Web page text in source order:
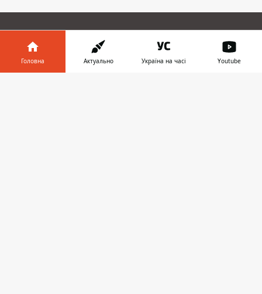
ЗАПРОПОНУВАТИ НОВИНУ
Головна Актуально Україна на часі Youtube